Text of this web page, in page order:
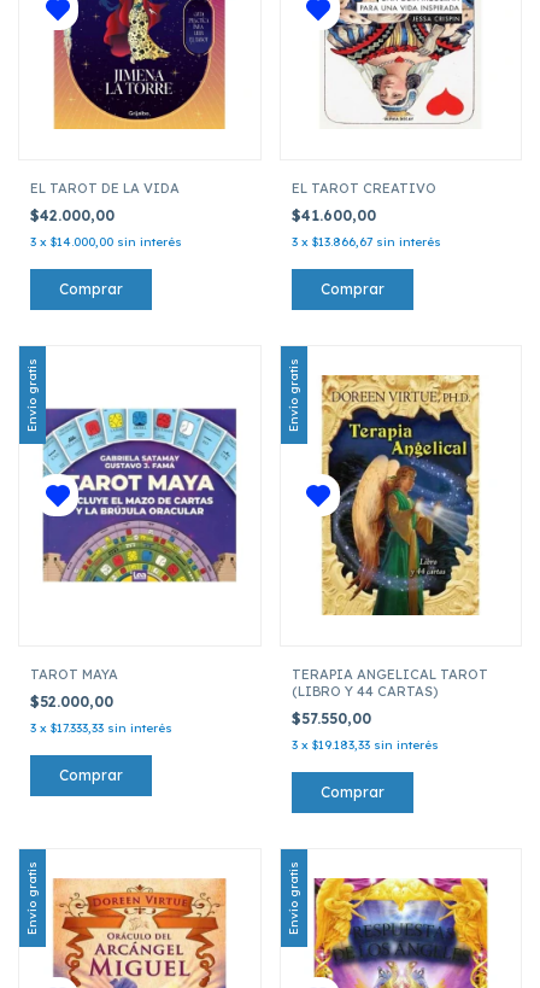
EL TAROT DE LA VIDA
$42.000,00
3 x $14.000,00 sin interés
EL TAROT CREATIVO
$41.600,00
3 x $13.866,67 sin interés
Envío gratis
TAROT MAYA
$52.000,00
3 x $17.333,33 sin interés
Envío gratis
TERAPIA ANGELICAL TAROT
(LIBRO Y 44 CARTAS)
$57.550,00
3 x $19.183,33 sin interés
Envío gratis Envío gratis